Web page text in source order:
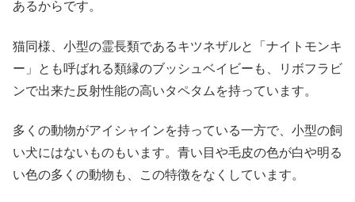
あるからです。
猫同様、小型の霊長類であるキツネザルと「ナイトモンキ
ー」とも呼ばれる類縁のブッシュベイビーも、リボフラビ
ンで出来た反射性能の高いタペタムを持っています。
多くの動物がアイシャインを持っている一方で、小型の飼
い犬にはないものもいます。青い目や毛皮の色が白や明る
い色の多くの動物も、この特徴をなくしています。